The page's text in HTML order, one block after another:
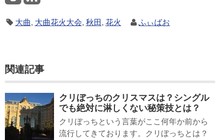
大曲, 大曲花火大会, 秋田 , 花火 ふぃばお
関連記事
クリぼっちのクリスマスは？シングル
でも絶対に淋しくない秘策技とは？
クリぼっちという言葉がここ何年か前から
流行してきております。クリぼっちとは？